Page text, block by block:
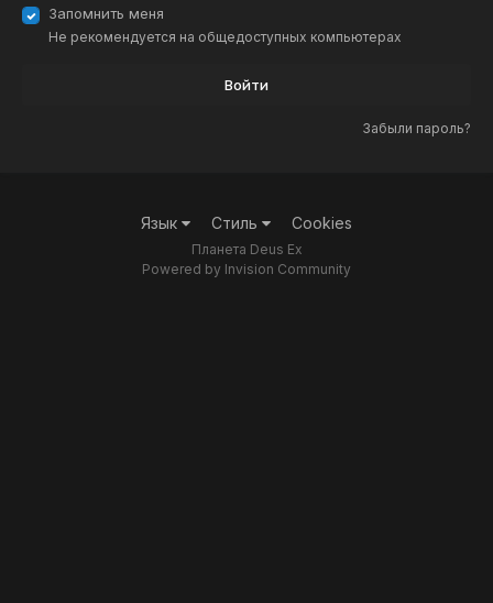
Запомнить меня
Не рекомендуется на общедоступных компьютерах
Войти
Забыли пароль?
Язык Стиль Cookies
Планета Deus Ex
Powered by Invision Community